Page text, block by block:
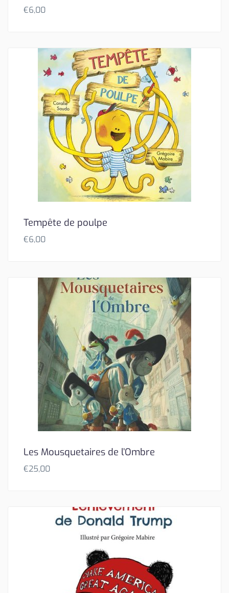
€6,00
Tempête de poulpe
€6,00
Les Mousquetaires de l’Ombre
€25,00